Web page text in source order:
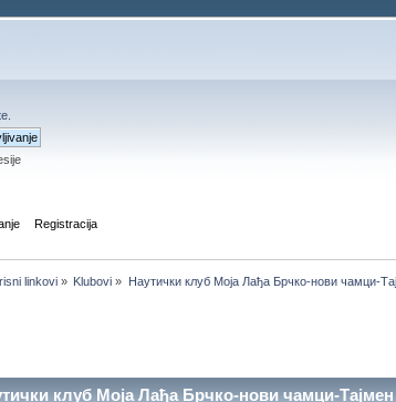
Registracija
linkovi» Klubovi » Наутички клуб Моја Лађа Брчко-нови чамци-
клуб Моја Лађа Брчко-нови чамци-